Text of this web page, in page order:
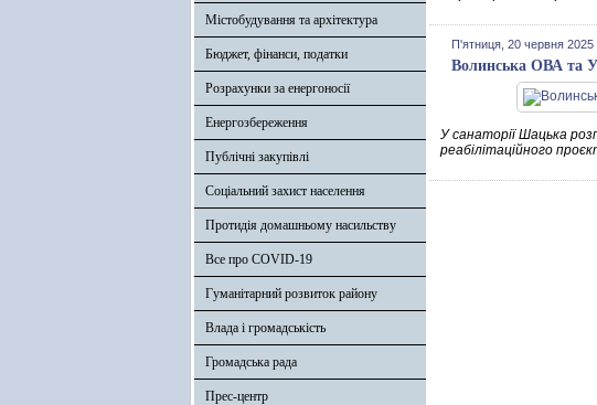
Містобудування та архітектура
Бюджет, фінанси, податки
Розрахунки за енергоносії
Енергозбереження
Публічні закупівлі
Соціальний захист населення
Протидія домашньому насильству
Все про COVID-19
Гуманітарний розвиток району
Влада і громадськість
Громадська рада
Прес-центр
П'ятниця, 20 червня 2025
Волинська ОВА та
У санаторії Шацька
реабілітаційного